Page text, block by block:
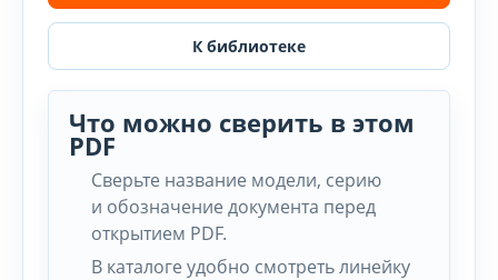
К библиотеке
Что можно сверить в этом
PDF
Сверьте название модели, серию
и обозначение документа перед
открытием PDF.
В каталоге удобно смотреть линейку